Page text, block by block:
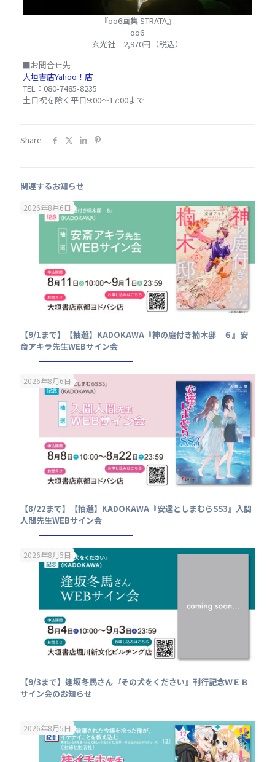
『oo6画集 STRATA』
oo6
玄光社 2,970円（税込）
■お問合せ先
大垣書店Yahoo！店
TEL：080-7485-8235
土日祝を除く平日9:00～17:00まで
Share
関連するお知らせ
2026年8月6日
【9/1まで】【抽選】KADOKAWA『神の庭付き楠木邸 ６』安
斎アキラ先生WEBサイン会
2026年8月6日
【8/22まで】【抽選】KADOKAWA『安達としまむらSS3』入間
人間先生WEBサイン会
2026年8月5日
【9/3まで】逢坂冬馬さん『その犬をください』刊行記念ＷＥＢ
サイン会のお知らせ
2026年8月5日